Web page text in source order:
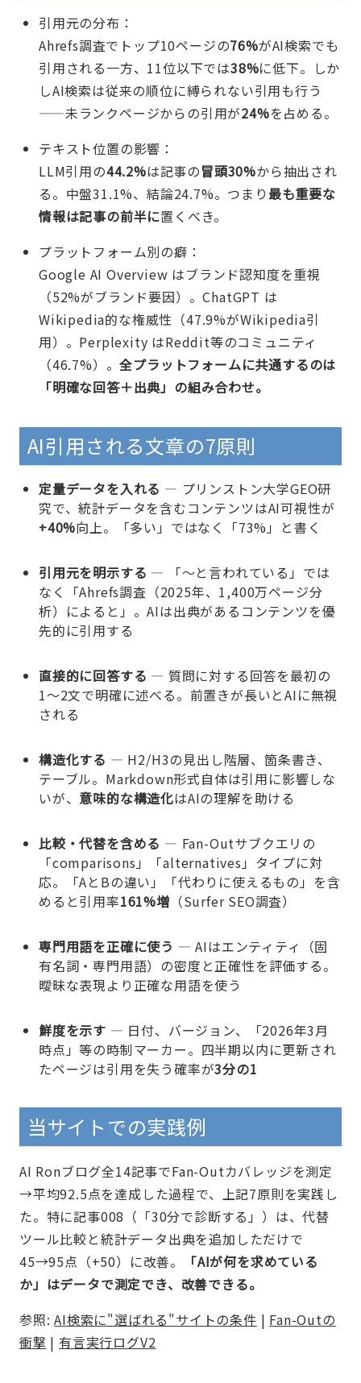
引用元の分布：
Ahrefs調査でトップ10ページの76%がAI検索でも
引用される一方、11位以下では38%に低下。しか
しAI検索は従来の順位に縛られない引用も行う
——未ランクページからの引用が24%を占める。
テキスト位置の影響：
LLM引用の44.2%は記事の冒頭30%から抽出され
る。中盤31.1%、結論24.7%。つまり 最も重要な
情報は記事の前半に置くべき。
プラットフォーム別の癖：
Google AI Overview はブランド認知度を重視
（52%がブランド要因）。ChatGPT は
Wikipedia的な権威性（47.9%がWikipedia引
用）。Perplexity はReddit等のコミュニティ
（46.7%）。全プラットフォームに共通するのは
「明確な回答＋出典」の組み合わせ。
AI引用される文章の7原則
定量データを入れる — プリンストン大学GEO研
究で、統計データを含むコンテンツはAI可視性が
+40%向上。「多い」ではなく「73%」と書く
引用元を明示する — 「〜と言われている」では
なく「Ahrefs調査（2025年、1,400万ページ分
析）によると」。AIは出典があるコンテンツを優
先的に引用する
直接的に回答する — 質問に対する回答を最初の
1〜2文で明確に述べる。前置きが長いとAIに無視
される
構造化する — H2/H3の見出し階層、箇条書き、
テーブル。Markdown形式自体は引用に影響しな
いが、意味的な構造化はAIの理解を助ける
比較・代替を含める — Fan-Outサブクエリの
「comparisons」「alternatives」タイプに対
応。「AとBの違い」「代わりに使えるもの」を含
めると引用率161%増 （Surfer SEO調査）
専門用語を正確に使う — AIはエンティティ（固
有名詞・専門用語）の密度と正確性を評価する。
曖昧な表現より正確な用語を使う
鮮度を示す — 日付、バージョン、「2026年3月
時点」等の時制マーカー。四半期以内に更新され
たページは引用を失う確率が3分の1
当サイトでの実践例
AI Ronブログ全14記事でFan-Outカバレッジを測定
→平均92.5点を達成した過程で、上記7原則を実践し
た。特に記事008（「30分で診断する」）は、代替
ツール比較と統計データ出典を追加しただけで
45→95点（+50）に改善。
「AIが何を求めている
か」はデータで測定でき、改善できる。
参照:AI検索に"選ばれる"サイトの条件 | Fan-Outの
衝撃 | 有言実行ログV2